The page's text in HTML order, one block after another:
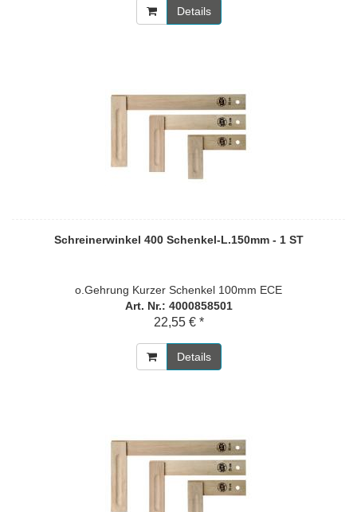
Details
Schreinerwinkel 400 Schenkel-L.150mm - 1 ST
o.Gehrung Kurzer Schenkel 100mm ECE
Art. Nr.: 4000858501
22,55 € *
Details